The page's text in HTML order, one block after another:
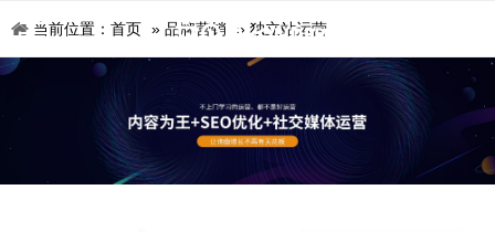
当前位置： 首页 » 品牌营销 » 独立站运营